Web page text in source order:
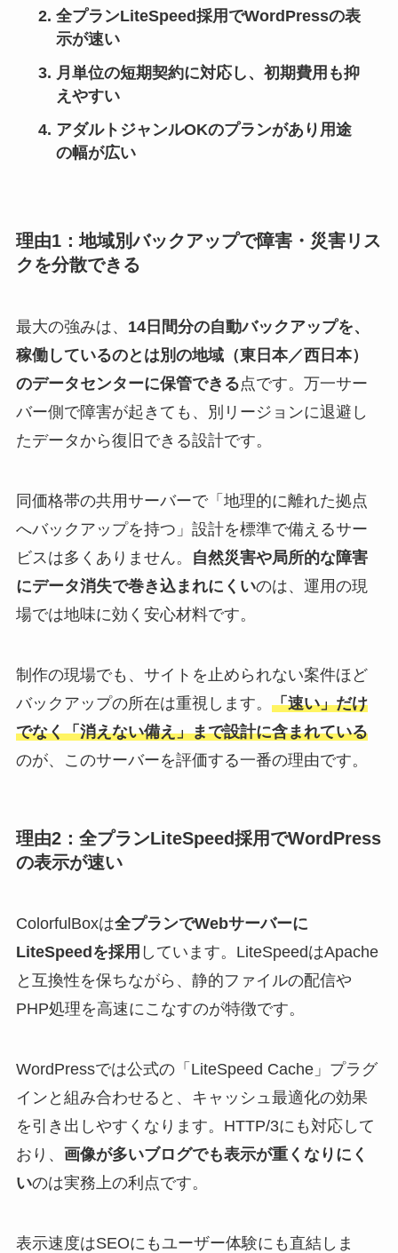
全プランLiteSpeed採用でWordPressの表
示が速い
月単位の短期契約に対応し、初期費用も抑
えやすい
アダルトジャンルOKのプランがあり用途
の幅が広い
理由1：地域別バックアップで障害・災害リス
クを分散できる
最大の強みは、 14日間分の自動バックアップを、
稼働しているのとは別の地域（東日本／西日本）
のデータセンターに保管できる点です。万一サー
バー側で障害が起きても、別リージョンに退避し
たデータから復旧できる設計です。
同価格帯の共用サーバーで「地理的に離れた拠点
へバックアップを持つ」設計を標準で備えるサー
ビスは多くありません。
自然災害や局所的な障害
にデータ消失で巻き込まれにくいのは、運用の現
場では地味に効く安心材料です。
制作の現場でも、サイトを止められない案件ほど
バックアップの所在は重視します。 「速い」だけ
でなく「消えない備え」まで設計に含まれている
のが、このサーバーを評価する一番の理由です。
理由2：全プランLiteSpeed採用でWordPress
の表示が速い
ColorfulBoxは全プランでWebサーバーに
LiteSpeedを採用 しています。LiteSpeedはApache
と互換性を保ちながら、静的ファイルの配信や
PHP処理を高速にこなすのが特徴です。
WordPressでは公式の「LiteSpeed Cache」プラグ
インと組み合わせると、キャッシュ最適化の効果
を引き出しやすくなります。HTTP/3にも対応して
おり、 画像が多いブログでも表示が重くなりにく
いのは実務上の利点です。
表示速度はSEOにもユーザー体験にも直結しま